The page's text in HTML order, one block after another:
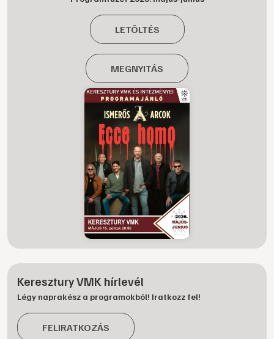
LETÖLTÉS
MEGNYITÁS
Keresztury VMK hírlevél
Légy naprakész a programokból! Iratkozz fel!
FELIRATKOZÁS